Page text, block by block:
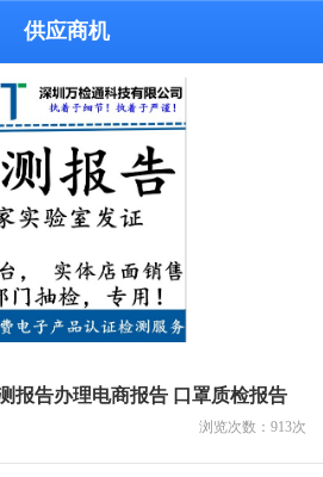
供应商机
报告办理电商报告 口罩质检报告
浏览次数： 913次